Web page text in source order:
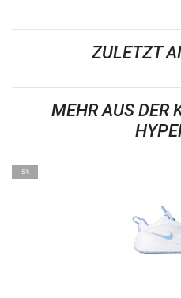
ZULETZT
MEHR AUS DER
-5%